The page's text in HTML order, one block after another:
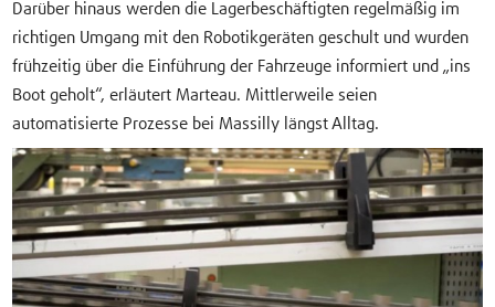
Darüber hinaus werden die Lagerbeschäftigten regelmäßig im
richtigen Umgang mit den Robotikgeräten geschult und wurden
frühzeitig über die Einführung der Fahrzeuge informiert und „ins
Boot geholt“, erläutert Marteau. Mittlerweile seien
automatisierte Prozesse bei Massilly längst Alltag.